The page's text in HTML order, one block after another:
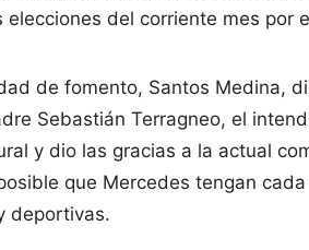
del corriente mes por
de fomento, Santos Medina,
Sebastián Terragneo, el
y dio las gracias a la actual
que Mercedes tengan
deportivas.